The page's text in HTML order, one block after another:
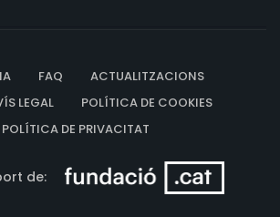
FAQ
ACTUALITZACIONS
LEGAL
POLÍTICA DE COOKIES
POLÍTICA DE PRIVACITAT
de: